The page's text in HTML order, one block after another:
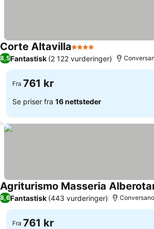
Corte Altavilla4 Stjerner
8,5Fantastisk (2 122 vurderinger)
Fra 761 kr
Se priser fra 16 nettsteder
Agriturismo Masseria
8,6Fantastisk (443 vurderinger)
Fra 761 kr